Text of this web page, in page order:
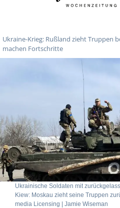
Ukraine-Krieg: Rußland zieht Truppen
machen Fortschritte
Ukrainische Soldaten mit
Kiew: Moskau zieht seine Truppen
media Licensing | Jamie Wiseman